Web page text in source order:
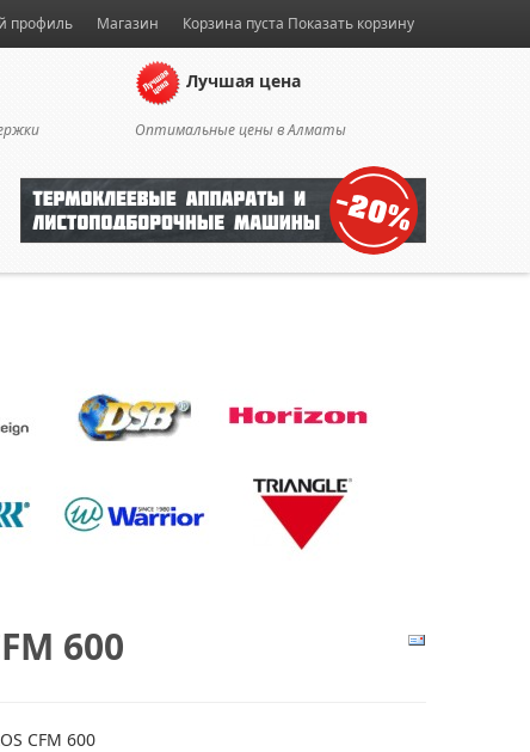
Корзина пуста Показать корзину
профиль Магазин
Лучшая цена
Оптимальные цены в Алматы
600
CFM 600